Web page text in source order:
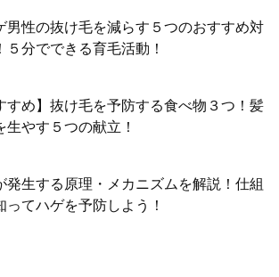
男性の抜け毛を減らす５つのおすすめ対
５分でできる育毛活動！
すめ】抜け毛を予防する食べ物３つ！髪
生やす５つの献立！
発生する原理・メカニズムを解説！仕組
ってハゲを予防しよう！